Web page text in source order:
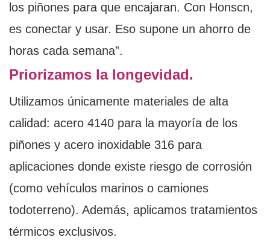
los piñones para que encajaran. Con Honscn,
es conectar y usar. Eso supone un ahorro de
horas cada semana”.
Priorizamos la longevidad.
Utilizamos únicamente materiales de alta
calidad: acero 4140 para la mayoría de los
piñones y acero inoxidable 316 para
aplicaciones donde existe riesgo de corrosión
(como vehículos marinos o camiones
todoterreno). Además, aplicamos tratamientos
térmicos exclusivos.